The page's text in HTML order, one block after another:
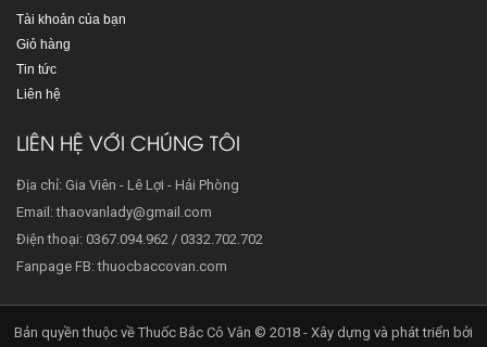
Tài khoản của bạn
Giỏ hàng
Tin tức
Liên hệ
LIÊN HỆ VỚI CHÚNG TÔI
Địa chỉ: Gia Viên - Lê Lợi - Hải Phòng
Email: thaovanlady@gmail.com
Điện thoại: 0367.094.962 / 0332.702.702
Fanpage FB: thuocbaccovan.com
Bản quyền thuộc về Thuốc Bắc Cô Vân © 2018 - Xây dựng và phát triển bởi